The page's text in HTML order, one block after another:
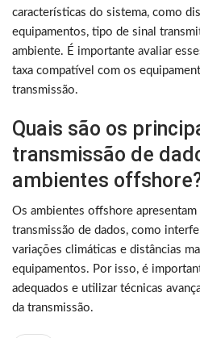
características do sistema, como
equipamentos, tipo de sinal
ambiente. É importante avaliar
taxa compatível com os
transmissão.
Quais são os
transmissão de
ambientes
Os ambientes offshore
transmissão de dados, como
variações climáticas e distâncias
equipamentos. Por isso, é
adequados e utilizar técnicas
da transmissão.